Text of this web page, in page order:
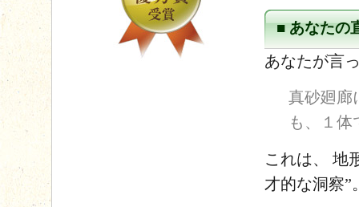
■ あなたの
あなたが言
真砂廻廊
も、１
これは、 地
才的な洞察”